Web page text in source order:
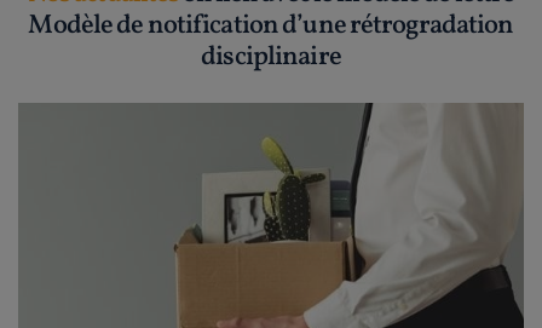
Modèle de notification d’une rétrogradation
disciplinaire